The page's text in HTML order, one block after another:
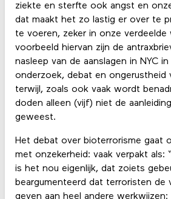
ziekte en sterfte ook angst en
dat maakt het zo lastig er over te
te voeren, zeker in onze verdeelde
voorbeeld hiervan zijn de
nasleep van de aanslagen in NYC
onderzoek, debat en ongerustheid
terwijl, zoals ook vaak wordt
doden alleen (vijf) niet de
geweest.
Het debat over bioterrorisme gaat
met onzekerheid: vaak verpakt als:
is het nou eigenlijk, dat zoiets
beargumenteerd dat terroristen de
geven aan heel andere